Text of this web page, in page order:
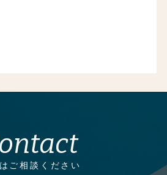
ご相談ください